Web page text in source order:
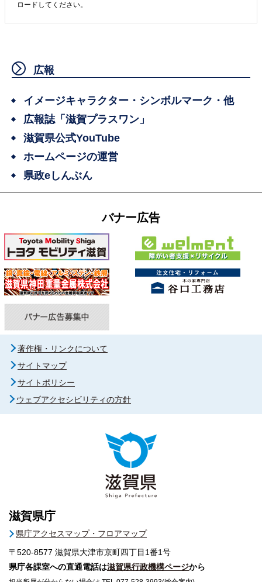
ロードしてください。
広報
イメージキャラクター・シンボルマーク・他
広報誌「滋賀プラスワン」
滋賀県公式YouTube
ホームページの運営
県政eしんぶん
バナー広告
著作権・リンクについて
サイトマップ
サイトポリシー
ウェブアクセシビリティの方針
滋賀県庁
県庁アクセスマップ・フロアマップ
〒520-8577 滋賀県大津市京町四丁目1番1号
県庁各課室への直通電話は滋賀県行政機構ページから